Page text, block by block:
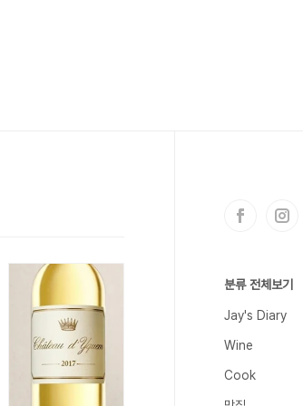
분류 전체보기
Jay's Diary
Wine
Cook